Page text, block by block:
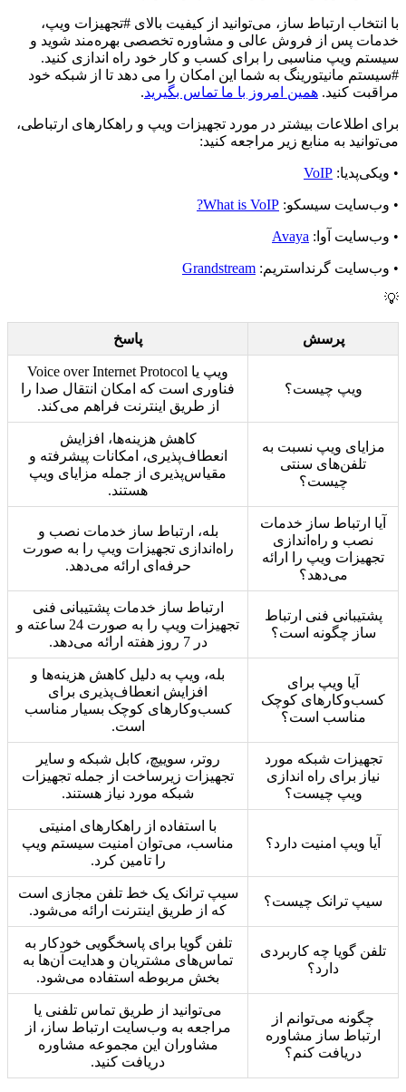
با انتخاب ارتباط ساز، می‌توانید از کیفیت بالای #تجهیزات ویپ،
خدمات پس از فروش عالی و مشاوره تخصصی بهره‌مند شوید و
سیستم ویپ مناسبی را برای کسب و کار خود راه اندازی کنید.
#سیستم مانیتورینگ به شما این امکان را می دهد تا از شبکه خود
مراقبت کنید. همین امروز با ما تماس بگیرید.
برای اطلاعات بیشتر در مورد تجهیزات ویپ و راهکارهای ارتباطی،
می‌توانید به منابع زیر مراجعه کنید:
• ویکی‌پدیا: VoIP
• وب‌سایت سیسکو: What is VoIP?
• وب‌سایت آوا: Avaya
• وب‌سایت گرنداستریم: Grandstream
💡
پرسش پاسخ
ویپ چیست؟
ویپ یا Voice over Internet Protocol
فناوری است که امکان انتقال صدا را
از طریق اینترنت فراهم می‌کند.
مزایای ویپ نسبت به
تلفن‌های سنتی
چیست؟
کاهش هزینه‌ها، افزایش
انعطاف‌پذیری، امکانات پیشرفته و
مقیاس‌پذیری از جمله مزایای ویپ
هستند.
آیا ارتباط ساز خدمات
نصب و راه‌اندازی
تجهیزات ویپ را ارائه
می‌دهد؟
بله، ارتباط ساز خدمات نصب و
راه‌اندازی تجهیزات ویپ را به صورت
حرفه‌ای ارائه می‌دهد.
پشتیبانی فنی ارتباط
ساز چگونه است؟
ارتباط ساز خدمات پشتیبانی فنی
تجهیزات ویپ را به صورت 24 ساعته و
در 7 روز هفته ارائه می‌دهد.
آیا ویپ برای
کسب‌وکارهای کوچک
مناسب است؟
بله، ویپ به دلیل کاهش هزینه‌ها و
افزایش انعطاف‌پذیری برای
کسب‌وکارهای کوچک بسیار مناسب
است.
تجهیزات شبکه مورد
نیاز برای راه اندازی
ویپ چیست؟
روتر، سوییچ، کابل شبکه و سایر
تجهیزات زیرساخت از جمله تجهیزات
شبکه مورد نیاز هستند.
آیا ویپ امنیت دارد؟
با استفاده از راهکارهای امنیتی
مناسب، می‌توان امنیت سیستم ویپ
را تامین کرد.
سیپ ترانک چیست؟
سیپ ترانک یک خط تلفن مجازی است
که از طریق اینترنت ارائه می‌شود.
تلفن گویا چه کاربردی
دارد؟
تلفن گویا برای پاسخگویی خودکار به
تماس‌های مشتریان و هدایت آن‌ها به
بخش مربوطه استفاده می‌شود.
چگونه می‌توانم از
ارتباط ساز مشاوره
دریافت کنم؟
می‌توانید از طریق تماس تلفنی یا
مراجعه به وب‌سایت ارتباط ساز، از
مشاوران این مجموعه مشاوره
دریافت کنید.